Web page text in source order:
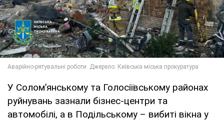
У Солом’янському та Голосіївському районах
руйнувань зазнали бізнес-центри та
автомобілі, а в Подільському – вибиті вікна у